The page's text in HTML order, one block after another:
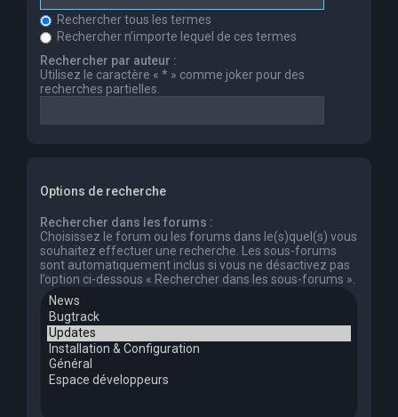
Rechercher tous les termes
Rechercher n’importe lequel de ces termes
Rechercher par auteur :
Utilisez le caractère « * » comme joker pour des
recherches partielles.
Options de recherche
Rechercher dans les forums :
Choisissez le forum ou les forums dans le(s)quel(s) vous
souhaitez effectuer une recherche. Les sous-forums
sont automatiquement inclus si vous ne désactivez pas
l’option ci-dessous « Rechercher dans les sous-forums ».